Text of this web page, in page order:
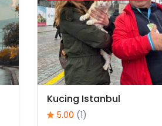
Kucing Istanbul
5.00 (1)